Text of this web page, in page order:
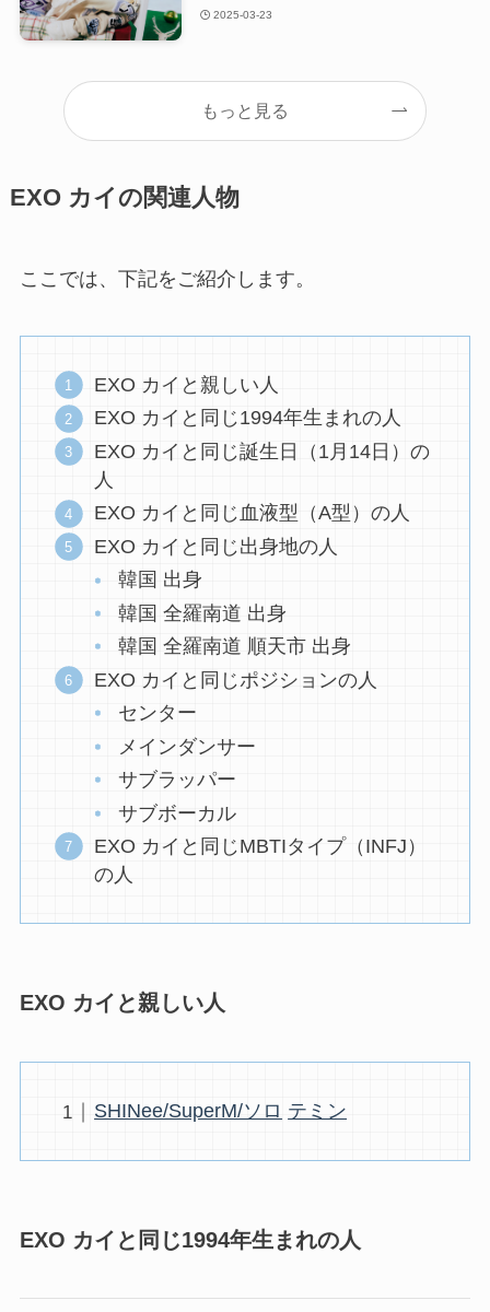
2025-03-23
もっと見る
EXO カイの関連人物
ここでは、下記をご紹介します。
EXO カイと親しい人
EXO カイと同じ1994年生まれの人
EXO カイと同じ誕生日（1月14日）の
人
EXO カイと同じ血液型（A型）の人
EXO カイと同じ出身地の人
韓国 出身
韓国 全羅南道 出身
韓国 全羅南道 順天市 出身
EXO カイと同じポジションの人
センター
メインダンサー
サブラッパー
サブボーカル
EXO カイと同じMBTIタイプ（INFJ）
の人
EXO カイと親しい人
SHINee/SuperM/ソロ テミン
EXO カイと同じ1994年生まれの人